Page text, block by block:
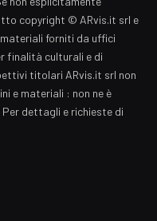
copyright © ARvis.it srl e
forniti da uffici
finalità culturali e di
titolari ARvis.it srl non
e materiali : non ne è
dettagli e richieste di